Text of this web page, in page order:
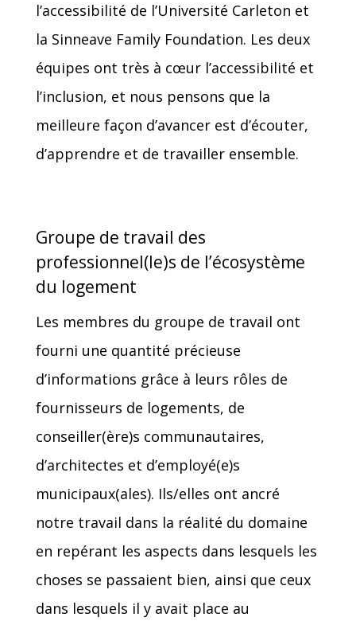
l’accessibilité de l’Université Carleton et
la Sinneave Family Foundation. Les deux
équipes ont très à cœur l’accessibilité et
l’inclusion, et nous pensons que la
meilleure façon d’avancer est d’écouter,
d’apprendre et de travailler ensemble.
Groupe de travail des
professionnel(le)s de l’écosystème
du logement
Les membres du groupe de travail ont
fourni une quantité précieuse
d’informations grâce à leurs rôles de
fournisseurs de logements, de
conseiller(ère)s communautaires,
d’architectes et d’employé(e)s
municipaux(ales). Ils/elles ont ancré
notre travail dans la réalité du domaine
en repérant les aspects dans lesquels les
choses se passaient bien, ainsi que ceux
dans lesquels il y avait place au